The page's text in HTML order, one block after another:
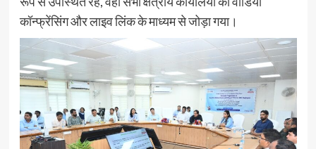
कॉन्फ्रेंसिंग और लाइव लिंक के माध्यम से जोड़ा गया।